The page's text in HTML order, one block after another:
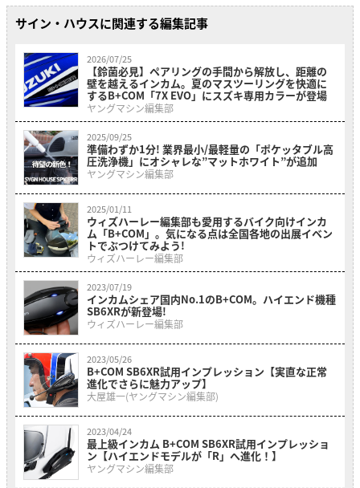
サイン・ハウスに関連する編集記事
2026/07/25
【鈴菌必見】ペアリングの手間から解放し、距離の
壁を越えるインカム。夏のマスツーリングを快適に
するB+COM「7X EVO」にスズキ専用カラーが登場
ヤングマシン編集部
2025/09/25
準備わずか1分! 業界最小/最軽量の「ポケッタブル高
圧洗浄機」にオシャレな”マットホワイト”が追加
ヤングマシン編集部
2025/01/11
ウィズハーレー編集部も愛用するバイク向けインカ
ム「B+COM」。気になる点は全国各地の出展イベン
トでぶつけてみよう!
ウィズハーレー編集部
2023/07/19
インカムシェア国内No.1のB+COM。ハイエンド機種
SB6XRが新登場!
ウィズハーレー編集部
2023/05/26
B+COM SB6XR試用インプレッション【実直な正常
進化でさらに魅力アップ】
大屋雄一(ヤングマシン編集部)
2023/04/24
最上級インカム B+COM SB6XR試用インプレッショ
ン【ハイエンドモデルが「R」へ進化！】
ヤングマシン編集部